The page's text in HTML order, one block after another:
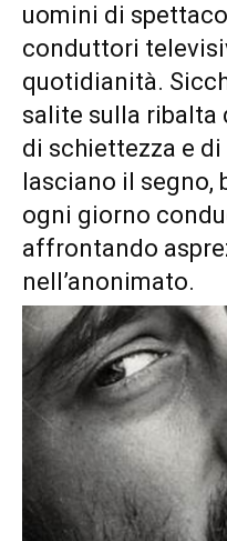
uomini di
conduttori
quotidianità.
salite sulla
di schiettezza e
lasciano il segno,
ogni giorno
affrontando
nell’anonimato.